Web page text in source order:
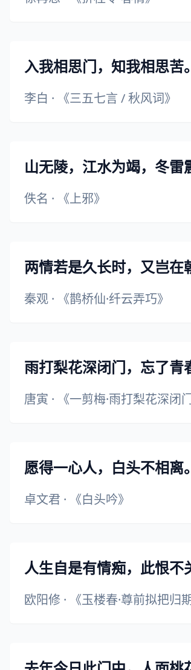
入我相思门，知我相思苦。
李白 · 《三五七言 / 秋风词》
山无陵，江水为竭，冬雷
佚名 · 《上邪》
两情若是久长时，又岂在
秦观 · 《鹊桥仙·纤云弄巧》
雨打梨花深闭门，忘了青
唐寅 · 《一剪梅·雨打梨花深闭
愿得一心人，白头不相离。
卓文君 · 《白头吟》
人生自是有情痴，此恨不
欧阳修 · 《玉楼春·尊前拟把归